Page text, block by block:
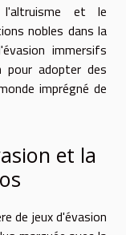
l'altruisme et le
nobles dans la
immersifs
pour adopter des
imprégné de
et la
de jeux d'évasion